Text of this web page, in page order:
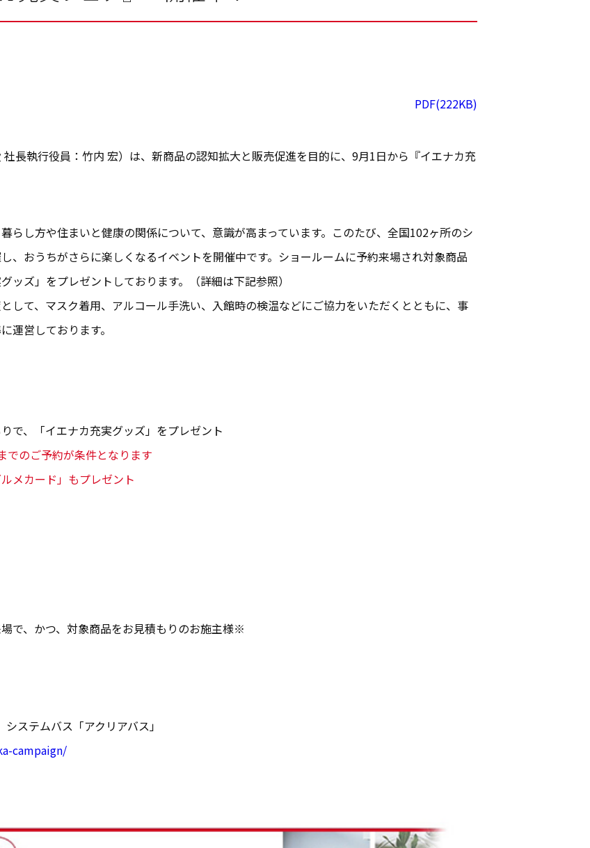
PDF(222KB)
長執行役員：竹内 宏）は、新商品の認知拡大と販売促進を目的に、9月1日から『イエナカ充
らし方や住まいと健康の関係について、意識が高まっています。このたび、全国102ヶ所のシ
、おうちがさらに楽しくなるイベントを開催中です。ショールームに予約来場され対象商品
ッズ」をプレゼントしております。（詳細は下記参照）
して、マスク着用、アルコール手洗い、入館時の検温などにご協力をいただくとともに、事
運営しております。
で、「イエナカ充実グッズ」をプレゼント
のご予約が条件となります
メカード」もプレゼント
で、かつ、対象商品をお見積もりのお施主様※
ステムバス「アクリアバス」
campaign/